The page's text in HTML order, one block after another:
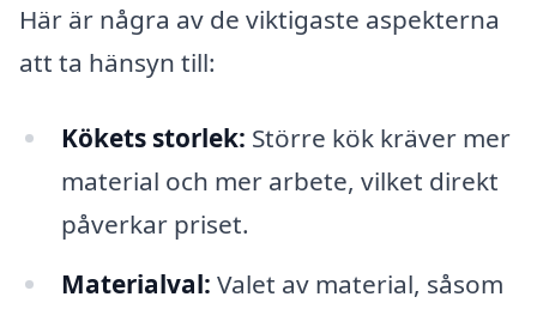
Här är några av de viktigaste aspekterna
att ta hänsyn till:
Kökets storlek: Större kök kräver mer
material och mer arbete, vilket direkt
påverkar priset.
Materialval: Valet av material, såsom